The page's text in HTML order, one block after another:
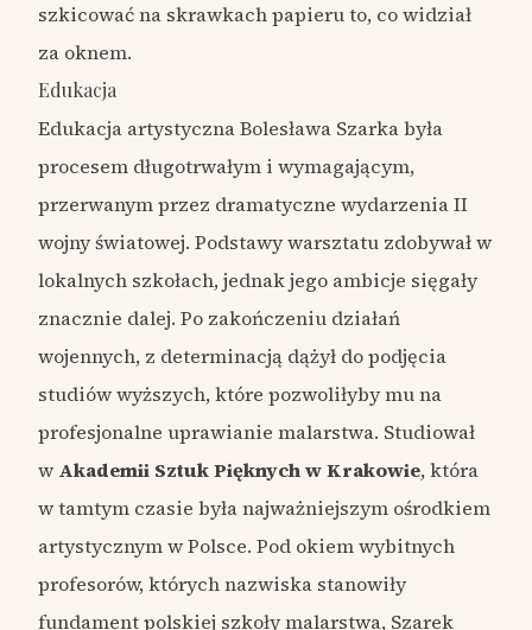
szkicować na skrawkach papieru to, co widział
za oknem.
Edukacja
Edukacja artystyczna Bolesława Szarka była
procesem długotrwałym i wymagającym,
przerwanym przez dramatyczne wydarzenia II
wojny światowej. Podstawy warsztatu zdobywał w
lokalnych szkołach, jednak jego ambicje sięgały
znacznie dalej. Po zakończeniu działań
wojennych, z determinacją dążył do podjęcia
studiów wyższych, które pozwoliłyby mu na
profesjonalne uprawianie malarstwa. Studiował
w Akademii Sztuk Pięknych w Krakowie, która
w tamtym czasie była najważniejszym ośrodkiem
artystycznym w Polsce. Pod okiem wybitnych
profesorów, których nazwiska stanowiły
fundament polskiej szkoły malarstwa, Szarek